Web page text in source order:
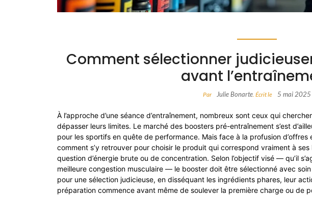
Comment sélectionner
avant
Par Julie Bonarte. Écrit le 5 mai 2025
À l’approche d’une séance d’entraînement, nombreux sont ceux qui
dépasser leurs limites. Le marché des boosters pré-entraînement s’est
pour les sportifs en quête de performance. Mais face à la profusion
comment s’y retrouver pour choisir le produit qui correspond vraiment à ses
question d’énergie brute ou de concentration. Selon l’objectif visé — qu’il
meilleure congestion musculaire — le booster doit être sélectionné avec
pour une sélection judicieuse, en disséquant les ingrédients phares, leur
préparation commence avant même de soulever la première charge ou de